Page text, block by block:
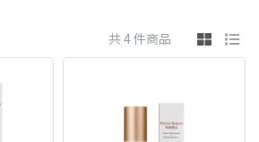
共 4 件商品